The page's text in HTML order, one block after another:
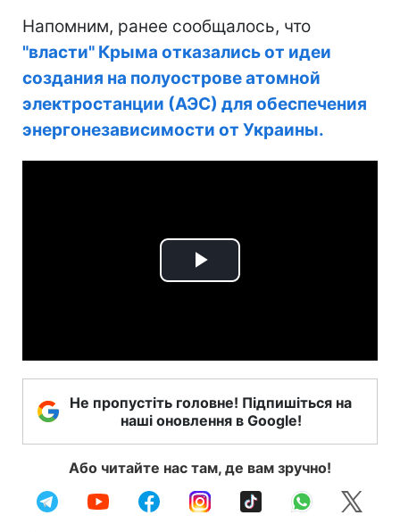
Напомним, ранее сообщалось, что
"власти" Крыма отказались от идеи
создания на полуострове атомной
электростанции (АЭС) для обеспечения
энергонезависимости от Украины.
Play
Не пропустіть головне! Підпишіться на
наші оновлення в Google!
Або читайте нас там, де вам зручно!